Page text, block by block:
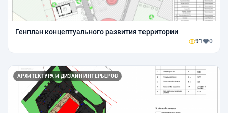
Генплан концептуального развития территории
91 0
АРХИТЕКТУРА И ДИЗАЙН ИНТЕРЬЕРОВ